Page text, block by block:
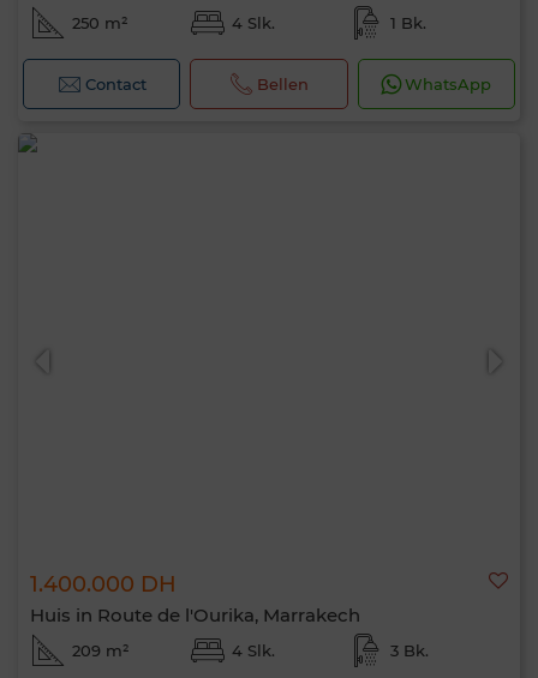
250 m² 4 Slk. 1 Bk.
Contact Bellen WhatsApp
1.400.000 DH
Huis in Route de l'Ourika, Marrakech
209 m² 4 Slk. 3 Bk.